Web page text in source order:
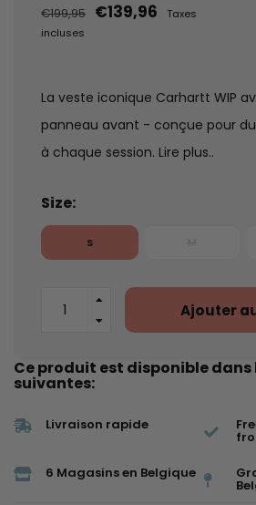
€199,95 €139,96
Taxes
incluses
La veste iconique Carhartt WIP
panneau avant - conçue pour
à chaque session. Lire plus..
Size:
S
Ajouter
Ce produit est disponible dans
suivantes:
Livraison rapide
6 Magasins en Belgique